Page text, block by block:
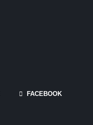
FACEBOOK